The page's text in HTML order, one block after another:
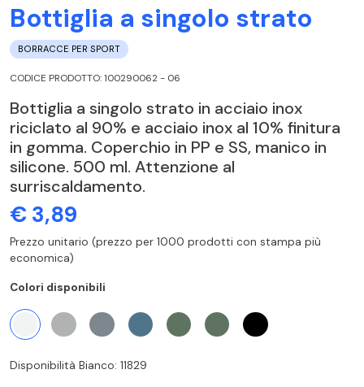
Bottiglia a singolo strato
BORRACCE PER SPORT
CODICE PRODOTTO: 100290062 - 06
Bottiglia a singolo strato in acciaio inox
riciclato al 90% e acciaio inox al 10% finitura
in gomma. Coperchio in PP e SS, manico in
silicone. 500 ml. Attenzione al
surriscaldamento.
€ 3,89
Prezzo unitario (prezzo per 1000 prodotti con stampa più
economica)
Colori disponibili
Disponibilità Bianco: 11829